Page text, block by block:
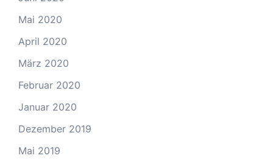
Mai 2020
April 2020
März 2020
Februar 2020
Januar 2020
Dezember 2019
Mai 2019